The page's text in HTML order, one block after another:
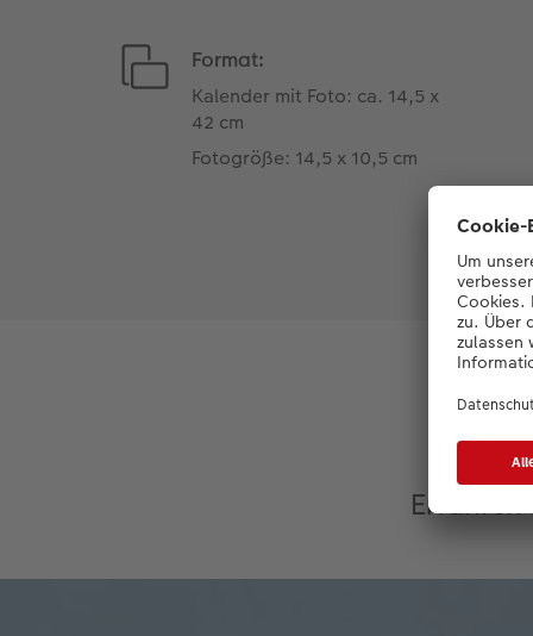
Format:
Kalender mit Foto: ca. 14,5 x
42 cm
Fotogröße: 14,5 x 10,5 cm